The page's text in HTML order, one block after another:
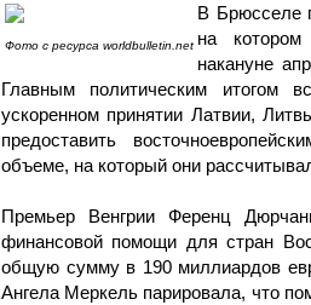
Фото с ресурса worldbulletin.net
В Брюсселе
на
накануне
Главным политическим итогом
ускоренном принятии Латвии,
предоставить
объеме, на который они
Премьер Венгрии Ференц
финансовой помощи для стран
общую сумму в 190 миллиардов
Ангела Меркель парировала, что